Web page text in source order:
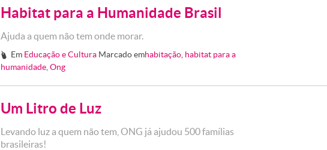
Habitat para a Humanidade Brasil
Ajuda a quem não tem onde morar.
# Em Educação e Cultura Marcado emhabitação habitat para a
humanidade Ong
Um Litro de Luz
Levando luz a quem não tem, ONG já ajudou 500 famílias
brasileiras!